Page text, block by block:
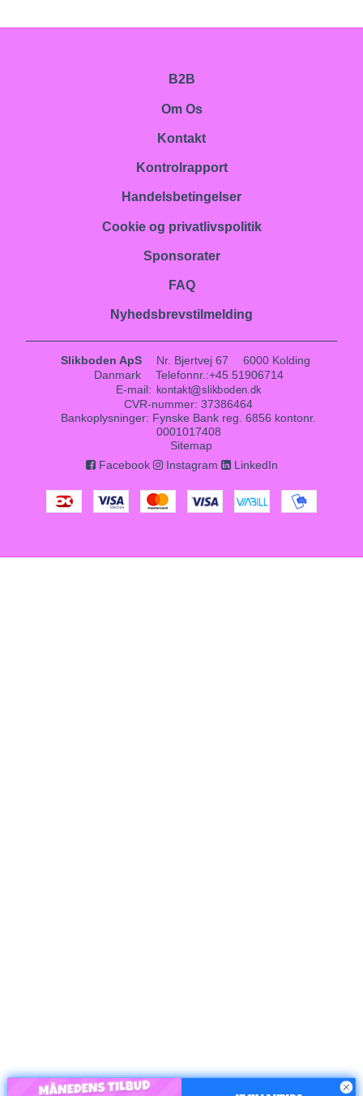
B2B
Om Os
Kontakt
Kontrolrapport
Handelsbetingelser
Cookie og privatlivspolitik
Sponsorater
FAQ
Nyhedsbrevstilmelding
Slikboden ApS Nr. Bjertvej 67
6000 Kolding
Danmark
Telefonnr. :+45 51906714
E-mail:
CVR-nummer: 37386464
Bankoplysninger: Fynske Bank reg. 6856 kontonr.
0001017408
Sitemap
Facebook
Instagram LinkedIn